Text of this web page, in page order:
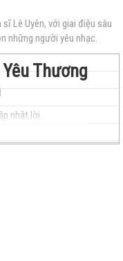
Lê Uyên, với giai điệu sâu
những người yêu nhạc.
Thương
nhật lời.